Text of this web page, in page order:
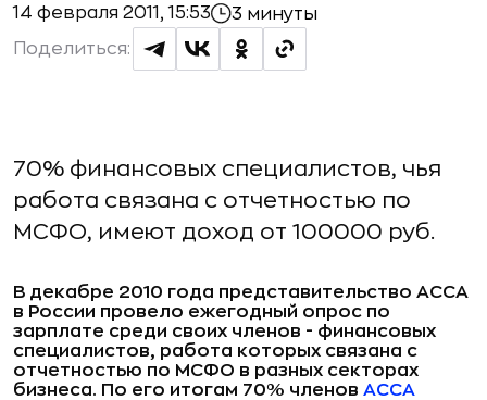
14 февраля 2011, 15:53 3 минуты
Поделиться:
70% финансовых специалистов, чья
работа связана с отчетностью по
МСФО, имеют доход от 100000 руб.
В декабре 2010 года представительство АССА
в России провело ежегодный опрос по
зарплате среди своих членов - финансовых
специалистов, работа которых связана с
отчетностью по МСФО в разных секторах
бизнеса. По его итогам 70% членов АССА